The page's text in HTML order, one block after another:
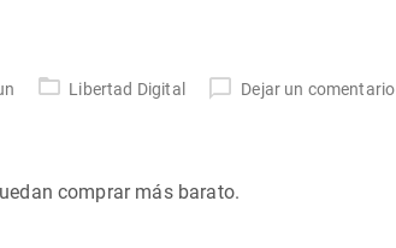
Libertad Digital Dejar un comentario
comprar más barato.